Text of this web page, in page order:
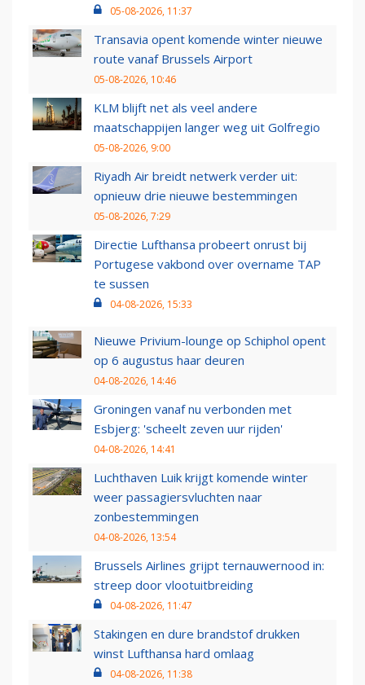
05-08-2026, 11:37
Transavia opent komende winter nieuwe
route vanaf Brussels Airport
05-08-2026, 10:46
KLM blijft net als veel andere
maatschappijen langer weg uit Golfregio
05-08-2026, 9:00
Riyadh Air breidt netwerk verder uit:
opnieuw drie nieuwe bestemmingen
05-08-2026, 7:29
Directie Lufthansa probeert onrust bij
Portugese vakbond over overname TAP
te sussen
04-08-2026, 15:33
Nieuwe Privium-lounge op Schiphol opent
op 6 augustus haar deuren
04-08-2026, 14:46
Groningen vanaf nu verbonden met
Esbjerg: 'scheelt zeven uur rijden'
04-08-2026, 14:41
Luchthaven Luik krijgt komende winter
weer passagiersvluchten naar
zonbestemmingen
04-08-2026, 13:54
Brussels Airlines grijpt ternauwernood in:
streep door vlootuitbreiding
04-08-2026, 11:47
Stakingen en dure brandstof drukken
winst Lufthansa hard omlaag
04-08-2026, 11:38